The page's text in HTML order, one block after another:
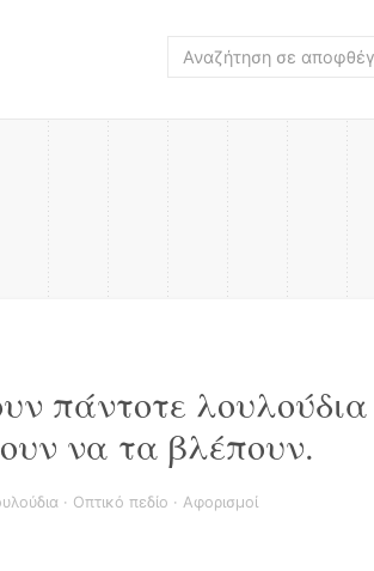
πάντοτε λουλούδια
να τα βλέπουν.
· Οπτικό πεδίο · Αφορισμοί